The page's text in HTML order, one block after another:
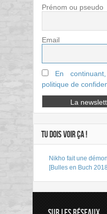
Prénom ou pseudo
Email
En
politique de
TU DOIS VOIR ÇA !
Nikho fait une
[Bulles en Buch